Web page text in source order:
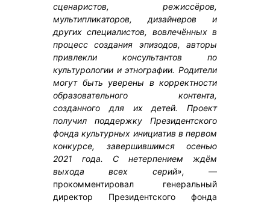
сценаристов, режиссёров,
мультипликаторов, дизайнеров и
других специалистов, вовлечённых в
процесс создания эпизодов, авторы
привлекли консультантов по
культурологии и этнографии. Родители
могут быть уверены в корректности
образовательного контента,
созданного для их детей. Проект
получил поддержку Президентского
фонда культурных инициатив в первом
конкурсе, завершившимся осенью
2021 года. С нетерпением ждём
выхода всех серий», —
прокомментировал генеральный
директор Президентского фонда